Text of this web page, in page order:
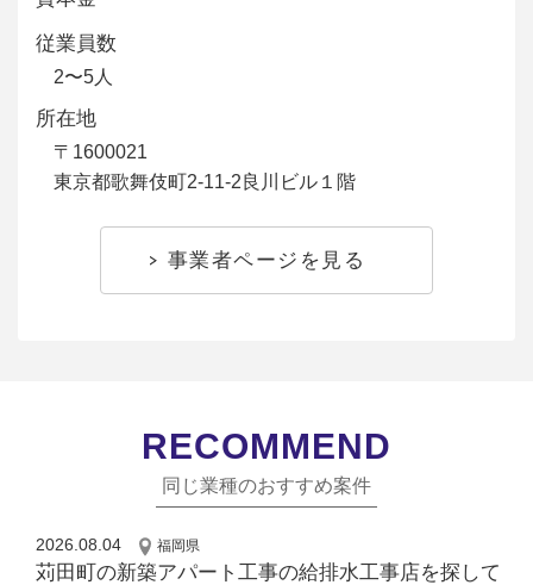
従業員数
2〜5人
所在地
〒1600021
東京都歌舞伎町2-11-2良川ビル１階
事業者ページを見る
RECOMMEND
同じ業種のおすすめ案件
2026.08.04 福岡県
苅田町の新築アパート工事の給排水工事店を探して